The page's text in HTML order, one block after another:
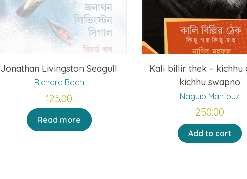
Jonathan Livingston Seagull
Richard Bach
125.00
Read more
Kali billir thek – kichhu
kichhu swapno
Naguib Mahfouz
250.00
Add to cart